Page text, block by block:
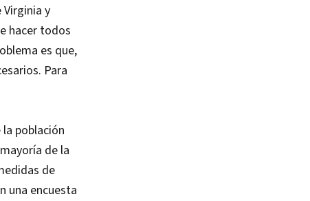
y
hacer todos
es que,
Para
población
de la
de
una encuesta